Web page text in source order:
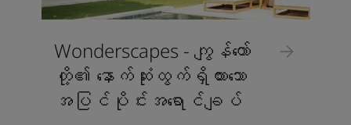
Wonderscapes - ကျွန်တော်
တို့၏ နောက်ဆုံးထွက်ရှိထားသော
အပြင်ပိုင်းအရောင်ချပ်